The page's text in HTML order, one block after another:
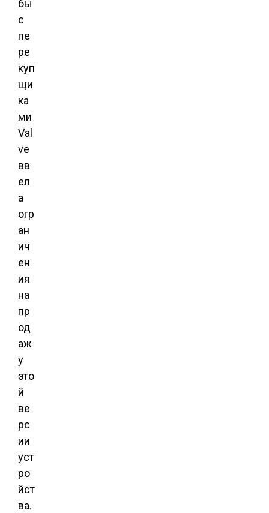
бы
с
пе
ре
куп
щи
ка
ми
Val
ve
вв
ел
а
огр
ан
ич
ен
ия
на
пр
од
аж
у
это
й
ве
рс
ии
уст
ро
йст
ва.